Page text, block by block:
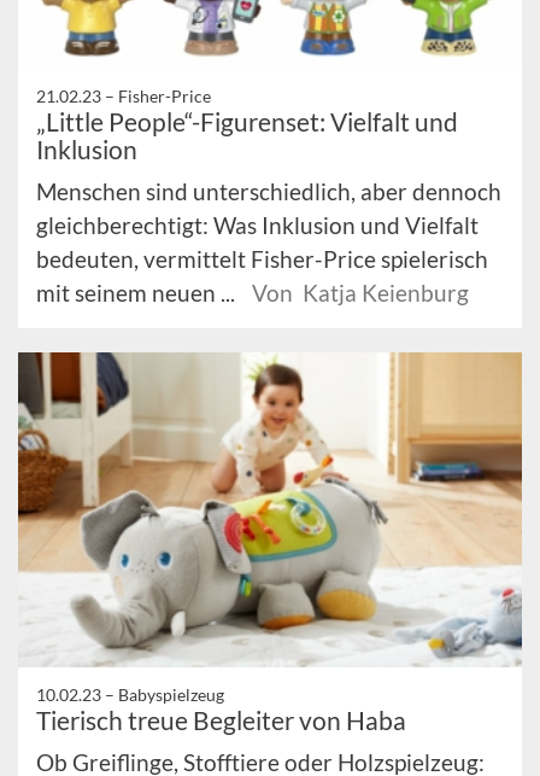
21.02.23 – Fisher-Price
„Little People“-Figurenset: Vielfalt und
Inklusion
Menschen sind unterschiedlich, aber dennoch
gleichberechtigt: Was Inklusion und Vielfalt
bedeuten, vermittelt Fisher-Price spielerisch
mit seinem neuen ...
Von Katja Keienburg
10.02.23 – Babyspielzeug
Tierisch treue Begleiter von Haba
Ob Greiflinge, Stofftiere oder Holzspielzeug: